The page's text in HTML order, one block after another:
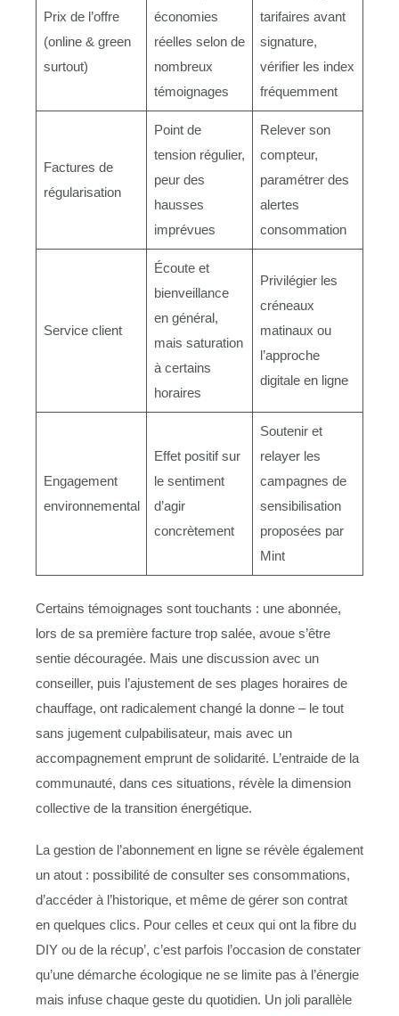
Prix de l’offre
(online & green
surtout)
économies
réelles selon de
nombreux
témoignages
tarifaires avant
signature,
vérifier les index
fréquemment
Factures de
régularisation
Point de
tension régulier,
peur des
hausses
imprévues
Relever son
compteur,
paramétrer des
alertes
consommation
Service client
Écoute et
bienveillance
en général,
mais saturation
à certains
horaires
Privilégier les
créneaux
matinaux ou
l’approche
digitale en ligne
Engagement
environnemental
Effet positif sur
le sentiment
d’agir
concrètement
Soutenir et
relayer les
campagnes de
sensibilisation
proposées par
Mint
Certains témoignages sont touchants : une abonnée,
lors de sa première facture trop salée, avoue s’être
sentie découragée. Mais une discussion avec un
conseiller, puis l’ajustement de ses plages horaires de
chauffage, ont radicalement changé la donne – le tout
sans jugement culpabilisateur, mais avec un
accompagnement emprunt de solidarité. L’entraide de la
communauté, dans ces situations, révèle la dimension
collective de la transition énergétique.
La gestion de l’abonnement en ligne se révèle également
un atout : possibilité de consulter ses consommations,
d’accéder à l’historique, et même de gérer son contrat
en quelques clics. Pour celles et ceux qui ont la fibre du
DIY ou de la récup’, c’est parfois l’occasion de constater
qu’une démarche écologique ne se limite pas à l’énergie
mais infuse chaque geste du quotidien. Un joli parallèle